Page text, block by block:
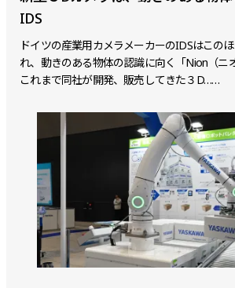
IDS
ドイツの産業用カメラメーカーのIDSはこの
れ、動きのある物体の認識に向く「Nion（ニ
これまで同社が開発、販売してきた３D……